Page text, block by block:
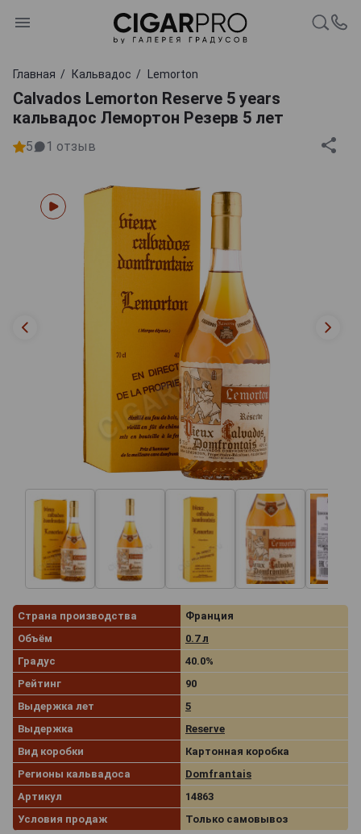
Главная Кальвадос Lemorton
Calvados Lemorton Reserve 5 years
кальвадос Лемортон Резерв 5 лет
5 1 отзыв
Страна производства
Франция
Объём
0.7 л
Градус
40.0%
Рейтинг
90
Выдержка лет
5
Выдержка
Reserve
Вид коробки
Картонная коробка
Регионы кальвадоса
Domfrantais
Артикул
14863
Условия продаж
Только самовывоз